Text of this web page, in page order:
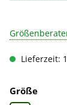
Lieferzeit:
Größe